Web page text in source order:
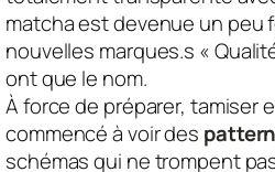
matcha est devenue un peu
nouvelles marques.s «
ont que le nom.
À force de préparer, tamiser
commencé à voir des
schémas qui ne trompent